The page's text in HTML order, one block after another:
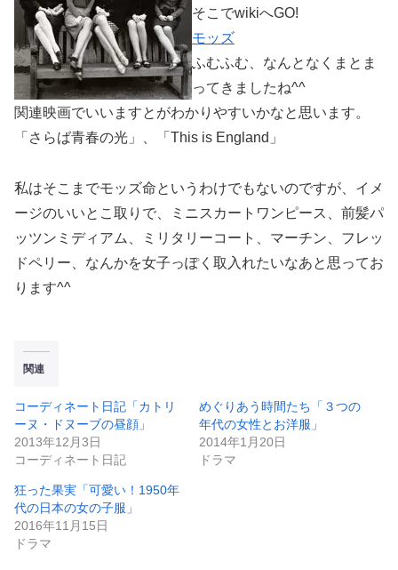
そこでwikiへGO!
モッズ
ふむふむ、なんとなくまとま
ってきましたね^^
関連映画でいいますとがわかりやすいかなと思います。
「さらば青春の光」、「This is England」
私はそこまでモッズ命というわけでもないのですが、イメ
ージのいいとこ取りで、ミニスカートワンピース、前髪パ
ッツンミディアム、ミリタリーコート、マーチン、フレッ
ドペリー、なんかを女子っぽく取入れたいなあと思ってお
ります^^
関連
コーディネート日記「カトリ
ーヌ・ドヌーブの昼顔」
2013年12月3日
コーディネート日記
めぐりあう時間たち「３つの
年代の女性とお洋服」
2014年1月20日
ドラマ
狂った果実「可愛い！1950年
代の日本の女の子服」
2016年11月15日
ドラマ